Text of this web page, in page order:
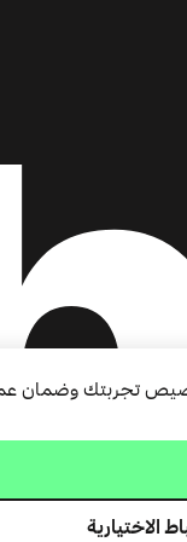
تجربتك وضمان
الاختيارية